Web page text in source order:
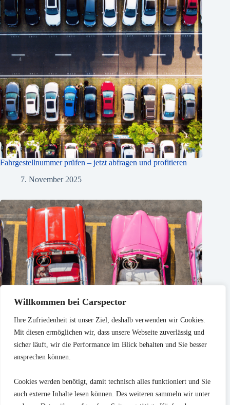
Willkommen bei Carspector
Ihre Zufriedenheit ist unser Ziel, deshalb verwenden wir Cookies.
Mit diesen ermöglichen wir, dass unsere Webseite zuverlässig und
sicher läuft, wir die Performance im Blick behalten und Sie besser
ansprechen können.
Cookies werden benötigt, damit technisch alles funktioniert und Sie
auch externe Inhalte lesen können. Des weiteren sammeln wir unter
Fahrgestellnummer prüfen – jetzt abfragen und profitieren
7. November 2025